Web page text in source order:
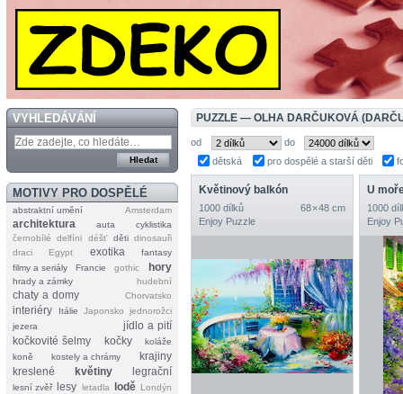
VYHLEDÁVÁNÍ
MOTIVY PRO DOSPĚLÉ
abstraktní umění Amsterdam
architektura auta
cyklistika
černobílé
delfíni déšť děti dinosauři
draci
Egypt exotika
fantasy
filmy a seriály
Francie gothic hory
hrady a zámky hudební
chaty a domy Chorvatsko
interiéry Itálie Japonsko
jednorožci
jezera
jídlo a pití
kočkovité šelmy
kočky
koláže
koně
kostely a chrámy
krajiny
kreslené
květiny legrační
lesní zvěř lesy letadla lodě Londýn
PUZZLE — OLHA DARČUKOVÁ
od
do
dětská
pro dospělé a starší děti
Květinový balkón
1000 dílků
68 × 48 cm
Enjoy Puzzle
U
1000
Enjoy